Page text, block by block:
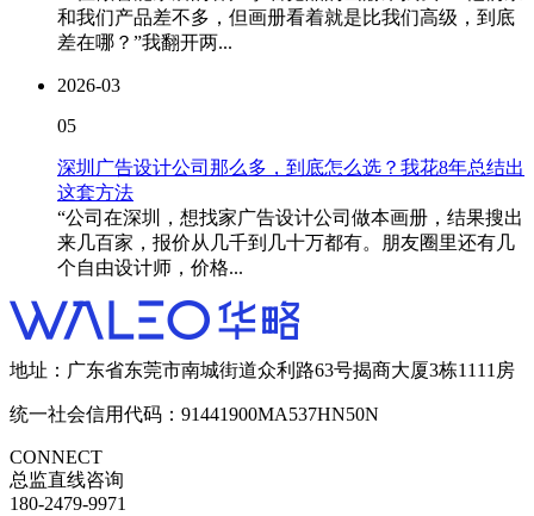
和我们产品差不多，但画册看着就是比我们高级，到底
差在哪？”我翻开两...
2026-03
05
深圳广告设计公司那么多，到底怎么选？我花8年总结出
这套方法
“公司在深圳，想找家广告设计公司做本画册，结果搜出
来几百家，报价从几千到几十万都有。朋友圈里还有几
个自由设计师，价格...
地址：广东省东莞市南城街道众利路63号揭商大厦3栋1111房
统一社会信用代码：91441900MA537HN50N
CONNECT
总监直线咨询
180-2479-9971